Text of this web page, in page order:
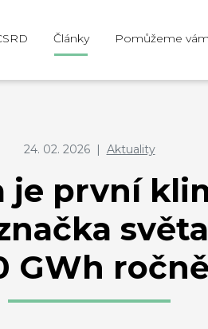
Články Pomůžeme vám
24. 02. 2026 | Aktuality
je první
GWh ročně